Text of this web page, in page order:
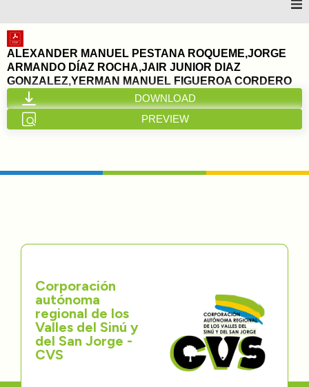
Inicio
Nosotros
Directorios
Contáctenos
ALEXANDER MANUEL PESTANA ROQUEME,JORGE
ARMANDO DÍAZ ROCHA,JAIR JUNIOR DIAZ
GONZALEZ,YERMAN MANUEL FIGUEROA CORDERO
DOWNLOAD
PREVIEW
Corporación
autónoma
regional de los
Valles del Sinú y
del San Jorge -
CVS